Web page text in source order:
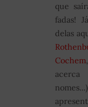
que
fadas!
delas
Cochem,